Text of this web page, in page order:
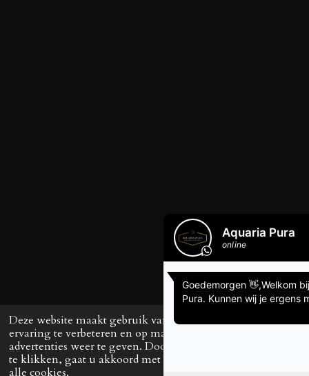
Deze website maakt gebruik van cookies om uw
ervaring te verbeteren en op maat gemaakte
advertenties weer te geven. Door op ‘Accepteren’
te klikken, gaat u akkoord met het gebruik van
alle cookies.